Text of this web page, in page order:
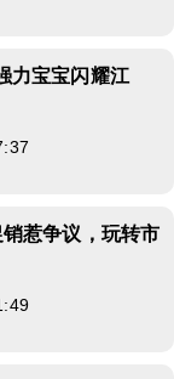
力宝宝闪耀江
销惹争议，玩转市